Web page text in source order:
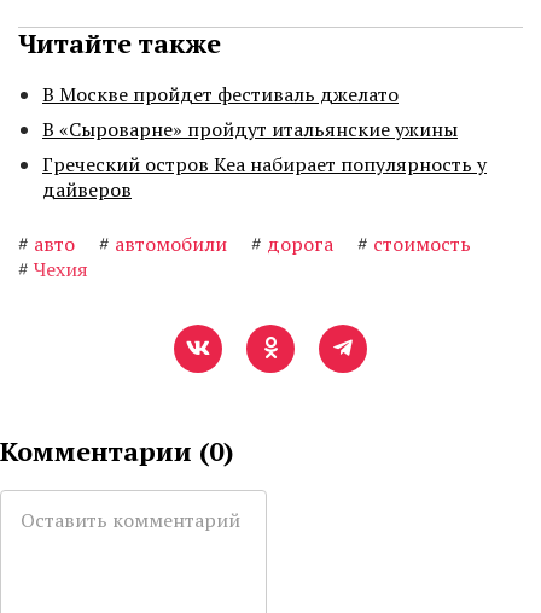
Читайте также
В Москве пройдет фестиваль джелато
В «Сыроварне» пройдут итальянские ужины
Греческий остров Кеа набирает популярность у
дайверов
# авто # автомобили # дорога # стоимость
# Чехия
Комментарии (0)